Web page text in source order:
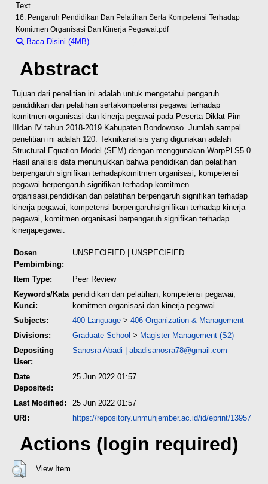
Text
16. Pengaruh Pendidikan Dan Pelatihan Serta Kompetensi Terhadap
Komitmen Organisasi Dan Kinerja Pegawai.pdf
Baca Disini (4MB)
Abstract
Tujuan dari penelitian ini adalah untuk mengetahui pengaruh
pendidikan dan pelatihan sertakompetensi pegawai terhadap
komitmen organisasi dan kinerja pegawai pada Peserta Diklat Pim
IIIdan IV tahun 2018-2019 Kabupaten Bondowoso. Jumlah sampel
penelitian ini adalah 120. Teknikanalisis yang digunakan adalah
Structural Equation Model (SEM) dengan menggunakan WarpPLS5.0.
Hasil analisis data menunjukkan bahwa pendidikan dan pelatihan
berpengaruh signifikan terhadapkomitmen organisasi, kompetensi
pegawai berpengaruh signifikan terhadap komitmen
organisasi, pendidikan dan pelatihan berpengaruh signifikan terhadap
kinerja pegawai, kompetensi berpengaruhsignifikan terhadap kinerja
pegawai, komitmen organisasi berpengaruh signifikan terhadap
kinerjapegawai.
Dosen
Pembimbing:
UNSPECIFIED | UNSPECIFIED
Item Type:
Peer Review
Keywords/Kata
Kunci:
pendidikan dan pelatihan, kompetensi pegawai,
komitmen organisasi dan kinerja pegawai
Subjects:
400 Language > 406 Organization & Management
Divisions:
Graduate School > Magister Management (S2)
Depositing
User:
Sanosra Abadi | abadisanosra78@gmail.com
Date
Deposited:
25 Jun 2022 01:57
Last Modified:
25 Jun 2022 01:57
URI:
https://repository.unmuhjember.ac.id/id/eprint/13957
Actions (login required)
View Item